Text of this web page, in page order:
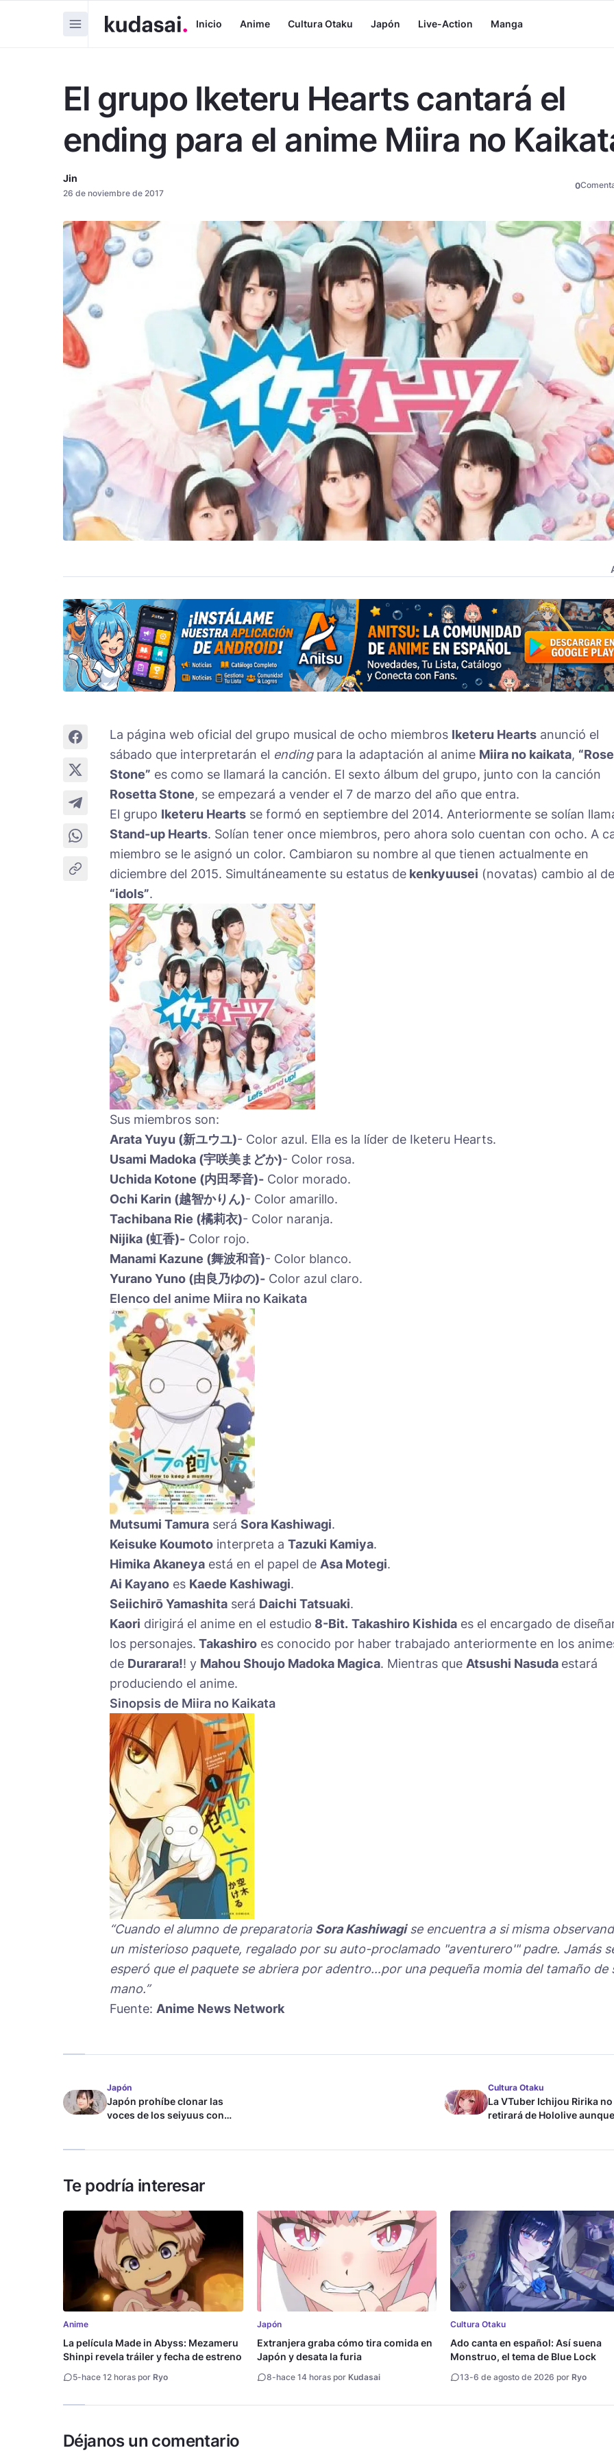
Inicio Anime Cultura Otaku Japón Live-Action Manga
El grupo Iketeru Hearts cantará el
ending para el anime Miira no
Jin
26 de noviembre de 2017
0
La página web oficial del grupo musical de ocho miembros Iketeru Hearts anunció el
sábado que interpretarán el endingpara la adaptación al anime Miira no kaikata,
Stone” es como se llamará la canción. El sexto álbum del grupo, junto con la canción
Rosetta Stone, se empezará a vender el 7 de marzo del año que entra.
El grupo Iketeru Hearts se formó en septiembre del 2014. Anteriormente se solían
Stand-up Hearts. Solían tener once miembros, pero ahora solo cuentan con ocho. A
miembro se le asignó un color. Cambiaron su nombre al que tienen actualmente en
diciembre del 2015. Simultáneamente su estatus de kenkyuusei (novatas) cambio al de
“idols”.
Sus miembros son:
Arata Yuyu (新ユウユ)- Color azul. Ella es la líder de Iketeru Hearts.
Usami Madoka (宇咲美まどか)- Color rosa.
Uchida Kotone (内田琴音)- Color morado.
Ochi Karin (越智かりん)- Color amarillo.
Tachibana Rie (橘莉衣)- Color naranja.
Nijika (虹香)- Color rojo.
Manami Kazune (舞波和音)- Color blanco.
Yurano Yuno (由良乃ゆの)- Color azul claro.
Elenco del anime Miira no Kaikata
Mutsumi Tamura será Sora Kashiwagi.
Keisuke Koumoto interpreta a Tazuki Kamiya.
Himika Akaneya está en el papel de Asa Motegi.
Ai Kayano es Kaede Kashiwagi.
Seiichirō Yamashita será Daichi Tatsuaki.
Kaori dirigirá el anime en el estudio 8-Bit. Takashiro Kishida es el encargado de
los personajes. Takashiro es conocido por haber trabajado anteriormente en los
de Durarara!! y Mahou Shoujo Madoka Magica. Mientras que Atsushi Nasuda estará
produciendo el anime.
Sinopsis de Miira no Kaikata
“Cuando el alumno de preparatoria Sora Kashiwagise encuentra a si misma
un misterioso paquete, regalado por su auto-proclamado "aventurero'" padre. Jamás
esperó que el paquete se abriera por adentro…por una pequeña momia del tamaño de
mano.”
Fuente: Anime News Network
Japón
Japón prohíbe clonar las
voces de los seiyuus con
Cultura Otaku
La VTuber Ichijou Ririka no
retirará de Hololive
Te podría interesar
Anime
La película Made in Abyss: Mezameru
Shinpi revela tráiler y fecha de estreno
5-hace 12 horas por Ryo
Japón
Extranjera graba cómo tira comida en
Japón y desata la furia
8-hace 14 horas por Kudasai
Cultura Otaku
Ado canta en español: Así suena
Monstruo, el tema de Blue Lock
13-6 de agosto de 2026 por Ryo
Déjanos un comentario